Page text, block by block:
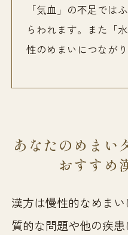
「気血」の不足では
らわれます。また「
性のめまいにつながり
あなたのめまい
おすすめ
漢方は慢性的なめま
質的な問題や他の疾